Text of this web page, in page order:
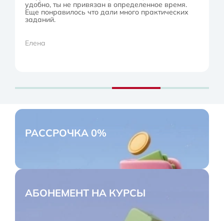
удобно, ты не привязан в определенное время.
Еще понравилось что дали много практических
заданий.
Елена
РАССРОЧКА 0%
АБОНЕМЕНТ НА КУРСЫ